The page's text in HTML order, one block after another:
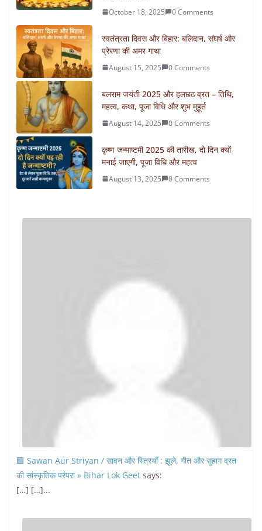
October 18, 2025 0 Comments
स्वतंत्रता दिवस और बिहार: बलिदान, संघर्ष और
प्रेरणा की अमर गाथा
August 15, 2025 0 Comments
बलराम जयंती 2025 और हलछठ व्रत – तिथि,
महत्व, कथा, पूजा विधि और शुभ मुहूर्त
August 14, 2025 0 Comments
कृष्ण जन्माष्टमी 2025 की तारीख, दो दिन क्यों
मनाई जाएगी, पूजा विधि और महत्व
August 13, 2025 0 Comments
🟩 Sawan Aur Striyan / सावन और स्त्रियाँ : झूले, गीत और सुहाग व्रत
की सांस्कृतिक परंपरा » Bihar Lok Geet says:
[…] […]...